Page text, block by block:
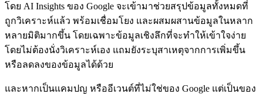
โดย AI Insights ของ Google จะเข้ามาช่วยสรุปข้อมูลทั้งหมดที่
ถูกวิเคราะห์แล้ว พร้อมเชื่อมโยง และผสมผสานข้อมูลในหลาก
หลายมิติมากขึ้น โดยเฉพาะข้อมูลเชิงลึกที่จะทำให้เข้าใจง่าย
โดยไม่ต้องนั่งวิเคราะห์เอง แถมยังระบุสาเหตุจากการเพิ่มขึ้น
หรือลดลงของข้อมูลได้ด้วย
และหากเป็นแคมปญ หรืออีเวนต์ที่ไม่ใช่ของ Google แต่เป็นของ